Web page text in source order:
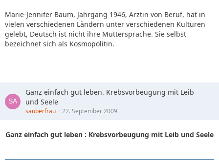
Marie-Jennifer Baum, Jahrgang 1946, Ärztin von Beruf, hat in
vielen verschiedenen Ländern unter verschiedenen Kulturen
gelebt, Deutsch ist nicht ihre Muttersprache. Sie selbst
bezeichnet sich als Kosmopolitin.
Ganz einfach gut leben. Krebsvorbeugung mit Leib
und Seele
sauberfrau 22. September 2009
Ganz einfach gut leben : Krebsvorbeugung mit Leib und Seele